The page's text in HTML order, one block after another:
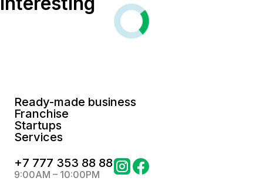
Ready-made business
Franchise
Startups
Services
+7 777 353 88 88
9:00AM – 10:00PM